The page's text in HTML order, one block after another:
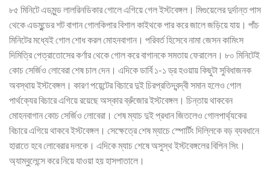
৮৫ মিনিটে এডমুন্ড লালরিনডিকার গোলে এগিয়ে গেল ইস্টবেঙ্গল। মিগুয়েলের দুর্দান্ত পাস
থেকে এডমুন্ডের শট বাগান গোলকিপার বিশাল কাইথকে পার করে জালে জড়িয়ে যায়। পাঁচ
মিনিটের মধ্যেই গোল শোধ করল মোহনবাগান। পরিবর্ত হিসেবে নামা জেসন কামিংস
দিমিত্রি পেত্রাতোসের কর্ণার থেকে গোল করে বাগানকে সমতায় ফেরালেন। ৮০ মিনিটেই
কোচ সের্জিও লোবেরা শেষ চাল দেন। এদিকে ডার্বি ১-১ ড্র হওয়ায় কিছুটা সুবিধাজনক
অবস্থায় ইস্টবেঙ্গল। কারণ পয়েন্টের বিচারে দুই চিরপ্রতিদ্বন্দ্বী সমান হলেও গোল
পার্থক্যের বিচারে এগিয়ে রয়েছে অস্কার ব্রুঁজোর ইস্টবেঙ্গল। চিন্তায় থাকবেন
মোহনবাগান কোচ সের্জিও লোবেরা। শেষ ম্যাচ দুই প্রধান জিতলেও গোলপার্থ্যকের
বিচারে এগিয়ে থাকবে ইস্টবেঙ্গল। সেক্ষেত্রে শেষ ম্যাচে স্পোর্টিং দিল্লিকে বড় ব্যবধানে
হারাতে হবে লোবেরার দলকে। এদিকে ম্যাচ শেষে অসুস্থ ইস্টবেঙ্গলের বিপিন সিং।
অ্যাম্বুলেন্সে করে নিয়ে যাওয়া হয় হাসপাতালে।